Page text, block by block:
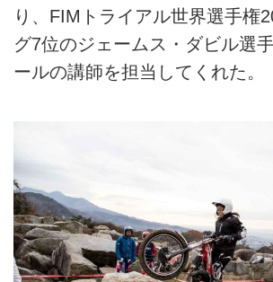
り、FIMトライアル世界選手権
グ7位のジェームス・ダビル選
ールの講師を担当してくれた。